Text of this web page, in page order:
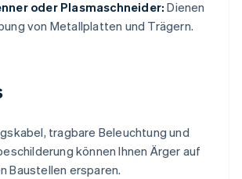
oder Plasmaschneider: Dienen
von Metallplatten und Trägern.
tragbare Beleuchtung und
können Ihnen Ärger auf
Baustellen ersparen.